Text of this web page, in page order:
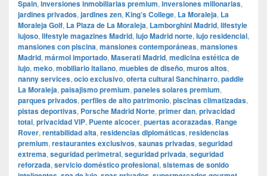
Spain, inversiones inmobiliarias premium, inversiones millonarias,
jardines privados, jardines zen, King’s College, La Moraleja, La
Moraleja Golf, La Plaza de La Moraleja, Lamborghini Madrid, lifestyle
lujoso, lifestyle magazines Madrid, lujo Madrid norte, lujo residencial,
mansiones con piscina, mansiones contemporáneas, mansiones
Madrid, mármol importado, Maserati Madrid, medicina estética de
lujo, meko, mobiliario italiano, muebles de diseño, muros altos,
nanny services, ocio exclusivo, oferta cultural Sanchinarro, paddle
La Moraleja, paisajismo premium, paneles solares premium,
parques privados, perfiles de alto patrimonio, piscinas climatizadas,
pistas deportivas, Porsche Madrid Norte, primer dan, privacidad
total, privacidad VIP, Puente alcocer, puertas acorazadas, Range
Rover, rentabilidad alta, residencias diplomáticas, residencias
premium, restaurantes exclusivos, saunas privadas, seguridad
extrema, seguridad perimetral, seguridad privada, seguridad
reforzada, servicio doméstico profesional, sistemas de sonido